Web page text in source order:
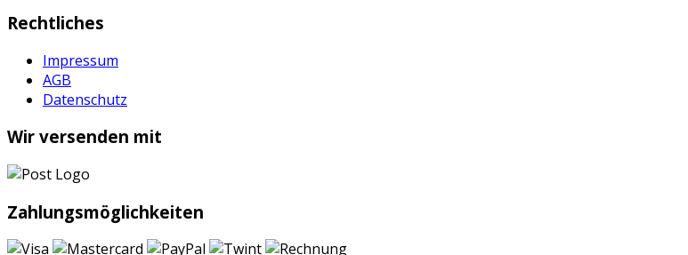
Rechtliches
Impressum
AGB
Datenschutz
Wir versenden mit
Zahlungsmöglichkeiten